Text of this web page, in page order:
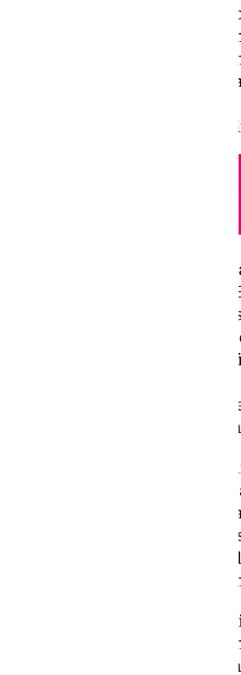
En concreto, estas iniciativas
para practicar el buceo, el
parámetros ambientales, el
aparcamiento dedicados a
herramientas para el control
información turística, con una
Actuaciones prácticamente
, financiadas por la
objetivo global de «establecer
Destino de Turismo Activo e
desestacionalizar la
turística de alto valor añadido
concejal responsable del Área
Ciudad, Joaquín Pérez de la
Incluidas como parte del
modernización de entidades
Turísticos Inteligentes, en el
Resiliencia, las actuaciones
convocatoria están dirigidas
turístico», ha precisado en
Así, el desarrollo de un
Cabo de Gata, adjudicado a la
un proyecto que cuenta con